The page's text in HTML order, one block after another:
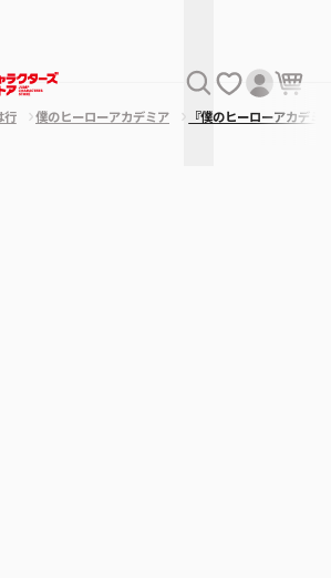
行 僕のヒーローアカデミア 『僕のヒーローアカデ